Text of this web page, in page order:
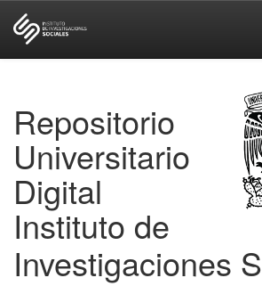
Repositorio
Universitario
Digital
Instituto de
Investigaciones